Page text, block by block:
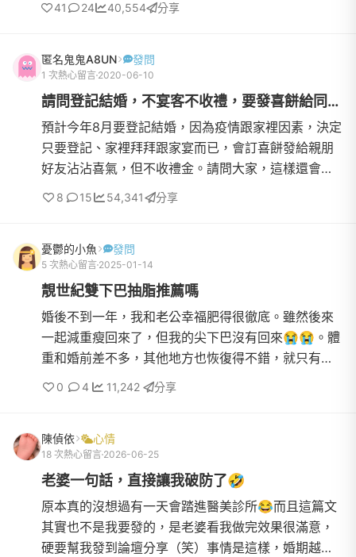
41 24 40,554 分享
匿名鬼鬼A8UN 發問
1 次熱心留言 2020-06-10
請問登記結婚，不宴客不收禮，要發喜餅給同事嗎？
預計今年8月要登記結婚，因為疫情跟家裡因素，決定
只要登記、家裡拜拜跟家宴而已，會訂喜餅發給親朋
好友沾沾喜氣，但不收禮金。請問大家，這樣還會發
公餅給公司同事嗎？另直屬長官會額外發喜餅嗎？發
8 15 54,341 分享
憂鬱的小魚 發問
5 次熱心留言 2025-01-14
靚世紀雙下巴抽脂推薦嗎
婚後不到一年，我和老公幸福肥得很徹底。雖然後來
一起減重瘦回來了，但我的尖下巴沒有回來😭😭。體
重和婚前差不多，其他地方也恢復得不錯，就只有雙
下巴還是肥一塊在那裡.......現在想考慮抽脂，以前住在
0 4 11,242 分享
陳偵依 心情
18 次熱心留言 2026-06-25
老婆一句話，直接讓我破防了🤣
原本真的沒想過有一天會踏進醫美診所😂而且這篇文
其實也不是我要發的，是老婆看我做完效果很滿意，
硬要幫我發到論壇分享（笑）事情是這樣，婚期越來